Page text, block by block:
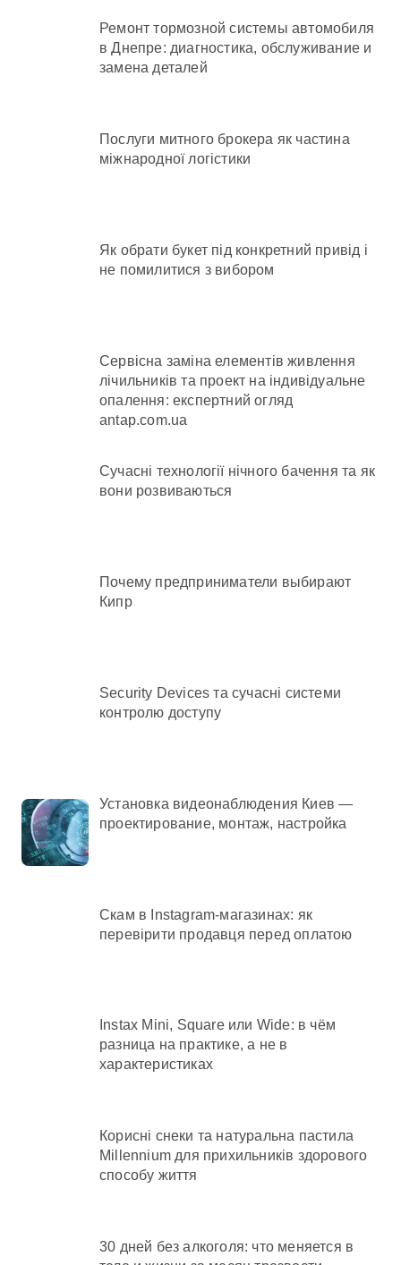
Ремонт тормозной системы автомобиля
в Днепре: диагностика, обслуживание и
замена деталей
Послуги митного брокера як частина
міжнародної логістики
Як обрати букет під конкретний привід і
не помилитися з вибором
Сервісна заміна елементів живлення
лічильників та проект на індивідуальне
опалення: експертний огляд
antap.com.ua
Сучасні технології нічного бачення та як
вони розвиваються
Почему предприниматели выбирают
Кипр
Security Devices та сучасні системи
контролю доступу
Установка видеонаблюдения Киев —
проектирование, монтаж, настройка
Скам в Instagram-магазинах: як
перевірити продавця перед оплатою
Instax Mini, Square или Wide: в чём
разница на практике, а не в
характеристиках
Корисні снеки та натуральна пастила
Millennium для прихильників здорового
способу життя
30 дней без алкоголя: что меняется в